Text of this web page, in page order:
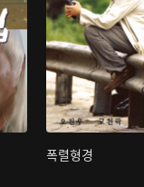
폭렬형경